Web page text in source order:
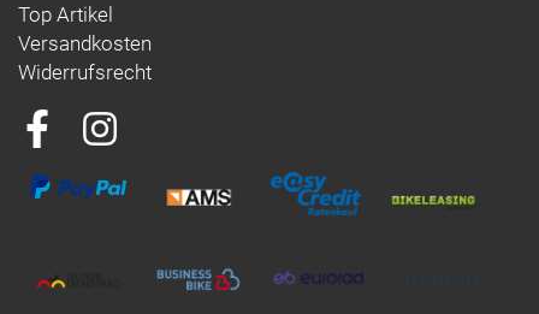
Top Artikel
Versandkosten
Widerrufsrecht